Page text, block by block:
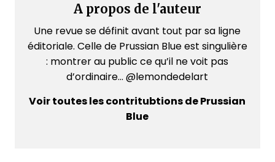
A propos de l'auteur
Une revue se définit avant tout par sa ligne
éditoriale. Celle de Prussian Blue est singulière
: montrer au public ce qu’il ne voit pas
d’ordinaire... @lemondedelart
Voir toutes les contritubtions de Prussian
Blue